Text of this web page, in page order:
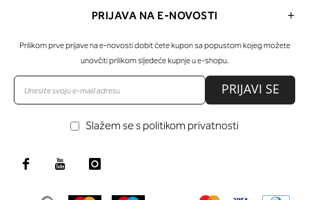
PRIJAVA NA E-NOVOSTI
Prilikom prve prijave na e-novosti dobit ćete kupon sa popustom kojeg možete
unovčiti prilikom sljedeće kupnje u e-shopu.
PRIJAVI SE
Slažem se s politikom privatnosti